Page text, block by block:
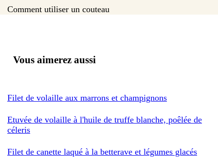
Comment utiliser un couteau
Vous aimerez aussi
Filet de volaille aux marrons et champignons
Etuvée de volaille à l'huile de truffe blanche, poêlée de
céleris
Filet de canette laqué à la betterave et légumes glacés